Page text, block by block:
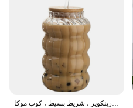
أكواب القهوة الزجاج الشفاف مع غطاء والقش ، جرة ميسون ، عصير ، كوب الحليب مع أغطية الخيزران ، درينكوير ، شريط بسيط ، كوب موكا